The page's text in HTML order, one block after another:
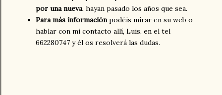
por una nueva, hayan pasado los años que sea.
Para más informaciónpodéis mirar en su web o
hablar con mi contacto allí, Luis, en el tel
662280747 y él os resolverá las dudas.